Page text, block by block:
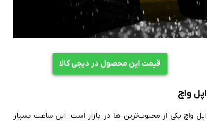
قیمت این محصول در دیجی کالا
اپل واچ
اپل واچ یکی از محبوب‌ترین ها در بازار است. این ساعت بسیار